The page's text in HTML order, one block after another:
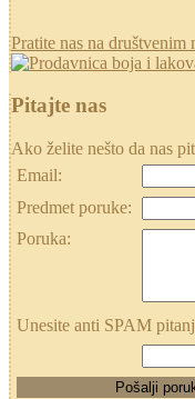
Pratite nas na društvenim
Pitajte nas
Ako želite nešto da nas
Email:
Predmet poruke:
Poruka:
Unesite anti SPAM